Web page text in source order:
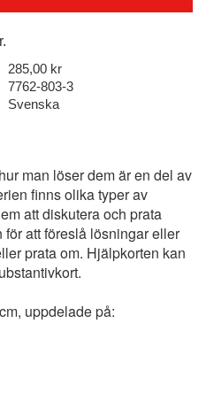
285,00 kr
7762-803-3
Svenska
man löser dem är en del av
finns olika typer av
att diskutera och prata
att föreslå lösningar eller
prata om. Hjälpkorten kan
uppdelade på: